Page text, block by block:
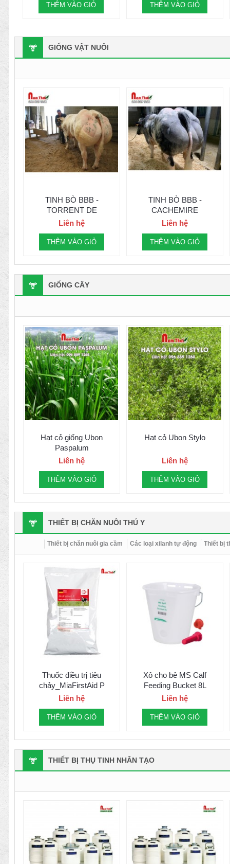
THÊM VÀO GIỎ THÊM VÀO GIỎ
GIỐNG VẬT NUÔI
TINH BÒ BBB -
TORRENT DE
WALEFFES
Liên hệ
THÊM VÀO GIỎ
TINH BÒ BBB -
CACHEMIRE
Liên hệ
THÊM VÀO GIỎ
GIỐNG CÂY
Hạt cỏ giống Ubon
Paspalum
Liên hệ
THÊM VÀO GIỎ
Hạt cỏ Ubon Stylo
Liên hệ
THÊM VÀO GIỎ
THIẾT BỊ CHĂN NUÔI THÚ Y
Thiết bị
Các loại xilanh tự động
Thiết bị chăn nuôi gia cầm
Thuốc điều trị tiêu
chảy_MiaFirstAid P
Liên hệ
THÊM VÀO GIỎ
Xô cho bê MS Calf
Feeding Bucket 8L
Liên hệ
THÊM VÀO GIỎ
THIẾT BỊ THỤ TINH NHÂN TẠO